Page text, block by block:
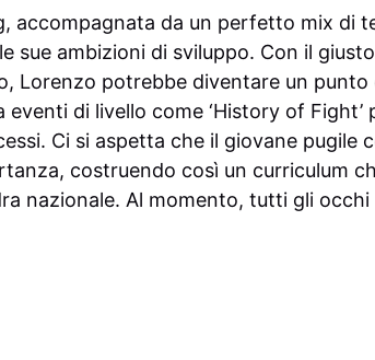
accompagnata da un perfetto mix di
sue ambizioni di sviluppo. Con il
Lorenzo potrebbe diventare un
di livello come ‘History of Fight’
Ci si aspetta che il giovane pugile
costruendo così un curriculum
nazionale. Al momento, tutti gli